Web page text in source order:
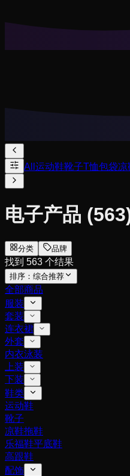
All 运动鞋靴子T恤包袋凉
电子产品
分类 品牌
找到 563 个结果
排序： 综合推荐
全部商品
服装
套装
连衣裙
外套
内衣泳装
上装
下装
鞋类
运动鞋
靴子
凉鞋拖鞋
乐福鞋平底鞋
高跟鞋
配饰